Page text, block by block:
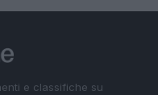
e classifiche su